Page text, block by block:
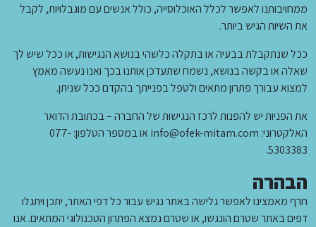
ממחויבותנו לאפשר לכלל האוכלוסייה, כולל אנשים עם מוגבלויות, לקבל
את השיות הגיש ביותר.
ככל שנתקבלת בבעיה או בתקלה כלשהי בנושא הנגישות, או ככל שיש לך
שאלה או בקשה בנושא, נשמח שתעדכן אותנו בכך ואנו נעשה מאמץ
למצוא עבורך פתרון מתאים ולטפל בפנייתך בהקדם ככל שניתן.
את הפניות יש להפנות לרכז הנגישות של החברה – בכתובת הדואר
האלקטרוני: info@ofek-mitam.com או במספר הטלפון: 077-
5303383.
הבהרה
חרף מאמצינו לאפשר גלישה באתר נגיש עבור כל דפי האתר, יתכן ויתגלו
דפים באתר שטרם הונגשו, או שטרם נמצא הפתרון הטכנולוגי המתאים. אנו